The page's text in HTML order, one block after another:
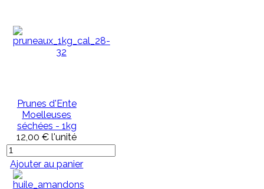
Prunes d'Ente
Moelleuses
séchées - 1kg
12,00 € l'unité
Ajouter au panier